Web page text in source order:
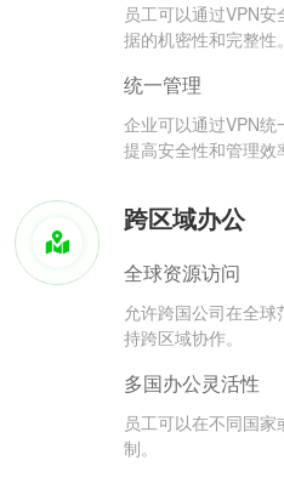
员工可以通过VPN
据的机密性和完整性。
统一管理
企业可以通过VPN统
提高安全性和管理效
跨区域办公
全球资源访问
允许跨国公司在全
持跨区域协作。
多国办公灵活性
员工可以在不同国
制。